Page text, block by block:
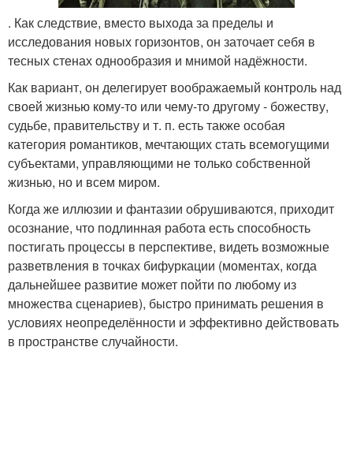
. Как следствие, вместо выхода за пределы и
исследования новых горизонтов, он заточает себя в
тесных стенах однообразия и мнимой надёжности.
Как вариант, он делегирует воображаемый контроль над
своей жизнью кому-то или чему-то другому - божеству,
судьбе, правительству и т. п. есть также особая
категория романтиков, мечтающих стать всемогущими
субъектами, управляющими не только собственной
жизнью, но и всем миром.
Когда же иллюзии и фантазии обрушиваются, приходит
осознание, что подлинная работа есть способность
постигать процессы в перспективе, видеть возможные
разветвления в точках бифуркации (моментах, когда
дальнейшее развитие может пойти по любому из
множества сценариев), быстро принимать решения в
условиях неопределённости и эффективно действовать
в пространстве случайности.